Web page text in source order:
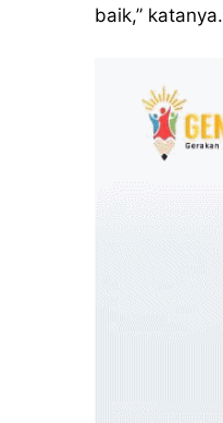
baik,” katanya.